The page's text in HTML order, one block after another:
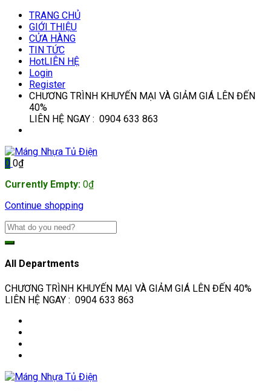
TRANG CHỦ
GIỚI THIỆU
CỬA HÀNG
TIN TỨC
HotLIÊN HỆ
Login
Register
CHƯƠNG TRÌNH KHUYẾN MẠI VÀ GIẢM GIÁ LÊN ĐẾN
40%
LIÊN HỆ NGAY : 0904 633 863
0 0₫
Currently Empty: 0₫
Continue shopping
All Departments
CHƯƠNG TRÌNH KHUYẾN MẠI VÀ GIẢM GIÁ LÊN ĐẾN 40%
LIÊN HỆ NGAY : 0904 633 863